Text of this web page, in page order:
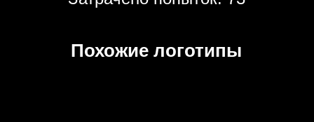
Похожие логотипы